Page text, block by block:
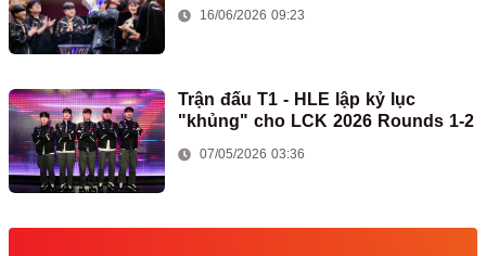
16/06/2026 09:23
Trận đấu T1 - HLE lập kỷ lục
"khủng" cho LCK 2026 Rounds 1-2
07/05/2026 03:36